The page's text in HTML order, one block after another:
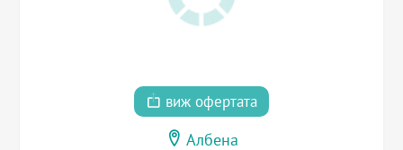
виж офертата
Албена